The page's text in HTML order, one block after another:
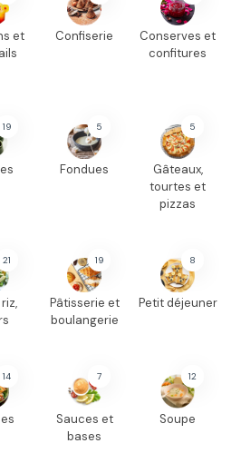
et
Confiserie
Conserves et
confitures
19 5
Fondues
5
Gâteaux,
tourtes et
pizzas
21 19
Pâtisserie et
boulangerie
8
Petit déjeuner
14 7
Sauces et
bases
12
Soupe